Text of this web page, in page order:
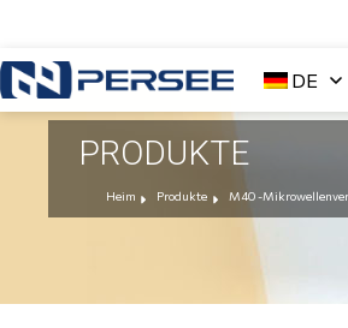
DE
PRODUKTE
Heim Produkte M40 -